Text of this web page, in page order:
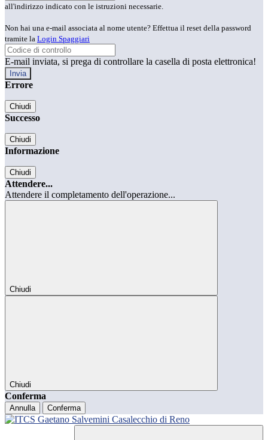
all'indirizzo indicato con le istruzioni necessarie.
Non hai una e-mail associata al nome utente? Effettua il reset della password
tramite la Login Spaggiari
E-mail inviata, si prega di controllare la casella di posta elettronica!
Errore
Chiudi
Successo
Chiudi
Informazione
Chiudi
Attendere...
Attendere il completamento dell'operazione...
Chiudi
Chiudi
Conferma
Annulla Conferma